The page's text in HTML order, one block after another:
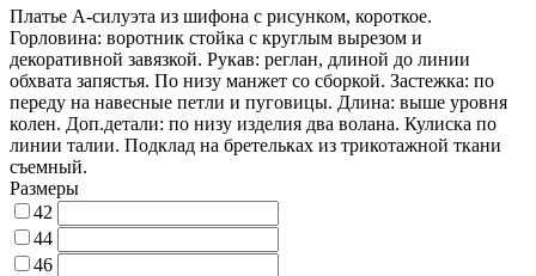
Платье А-силуэта из шифона с рисунком, короткое.
Горловина: воротник стойка с круглым вырезом и
декоративной завязкой. Рукав: реглан, длиной до линии
обхвата запястья. По низу манжет со сборкой. Застежка: по
переду на навесные петли и пуговицы. Длина: выше уровня
колен. Доп.детали: по низу изделия два волана. Кулиска по
линии талии. Подклад на бретельках из трикотажной ткани
съемный.
Размеры
42
44
46